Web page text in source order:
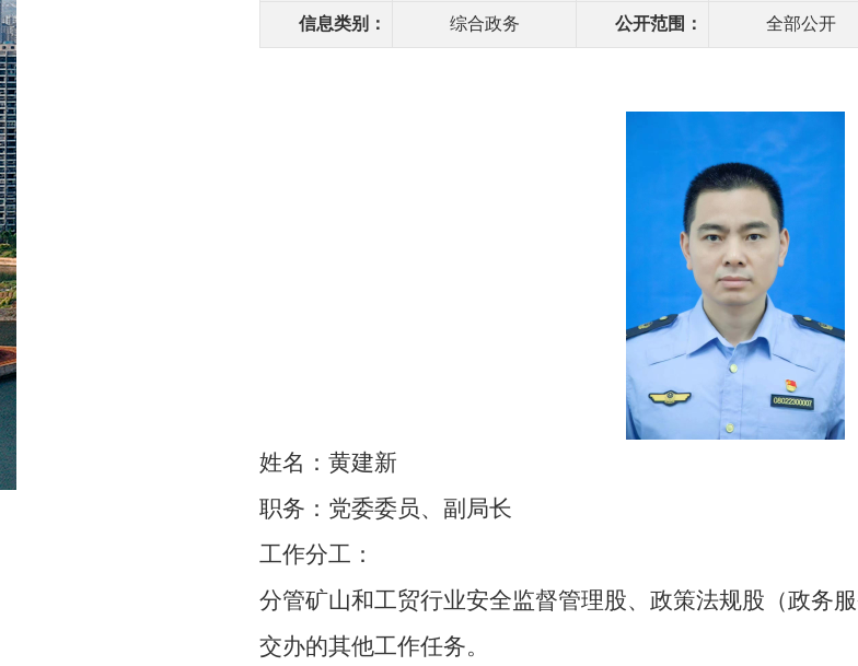
信息类别： 综合政务 公开范围： 全部公开
姓名：黄建新
职务：党委委员、副局长
工作分工：
分管矿山和工贸行业安全监督管理股、政策法规股（政务
交办的其他工作任务。